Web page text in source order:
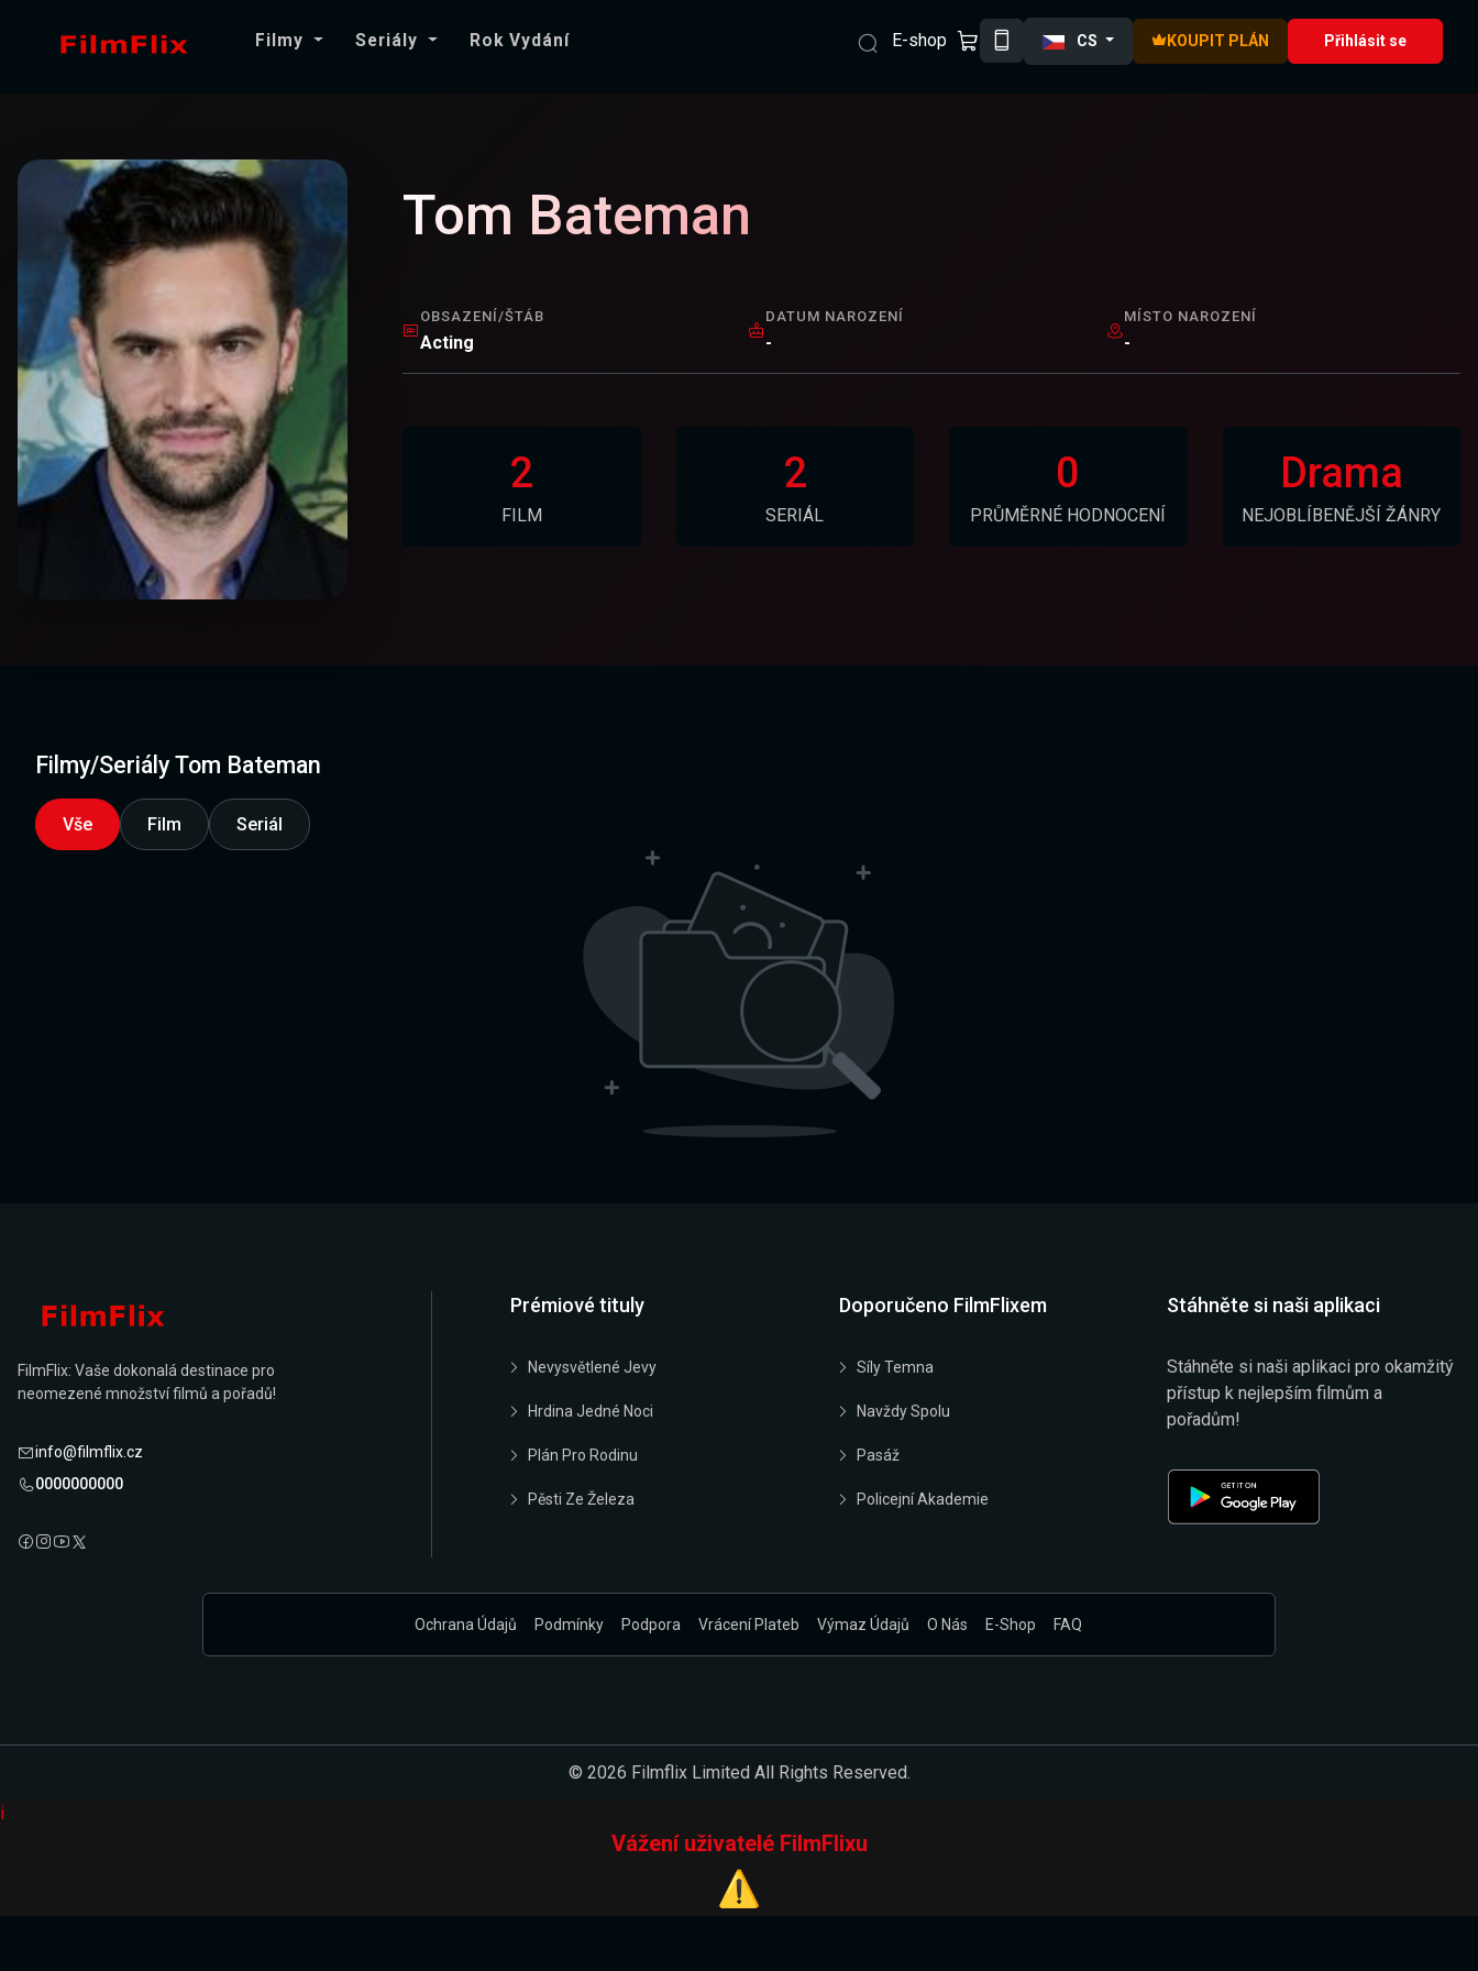
Filmy Seriály Rok Vydání E-shop CS KOUPIT PLÁN Přihlásit se
Tom Bateman
OBSAZENÍ/ŠTÁB
Acting
DATUM NAROZENÍ
-
MÍSTO NAROZENÍ
-
2
FILM
2
SERIÁL
0
PRŮMĚRNÉ HODNOCENÍ
Drama
NEJOBLÍBENĚJŠÍ ŽÁNRY
Filmy/Seriály Tom Bateman
Vše Film Seriál
FilmFlix: Vaše dokonalá destinace pro
neomezené množství filmů a pořadů!
info@filmflix.cz
0000000000
Prémiové tituly
Nevysvětlené Jevy
Hrdina Jedné Noci
Plán Pro Rodinu
Pěsti Ze Železa
Doporučeno FilmFlixem
Síly Temna
Navždy Spolu
Pasáž
Policejní Akademie
Stáhněte si naši aplikaci
Stáhněte si naši aplikaci pro okamžitý
přístup k nejlepším filmům a
pořadům!
Ochrana Údajů Podmínky Podpora Vrácení Plateb Výmaz Údajů O Nás E-Shop FAQ
© 2026 Filmflix Limited All Rights Reserved.
i
Vážení uživatelé FilmFlixu
⚠️